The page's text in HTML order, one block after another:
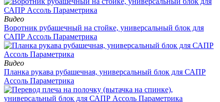
Видео
Воротник рубашечный на стойке, универсальный блок для
САПР Ассоль Параметрика
Видео
Планка рукава рубашечная, универсальный блок для САПР
Ассоль Параметрика